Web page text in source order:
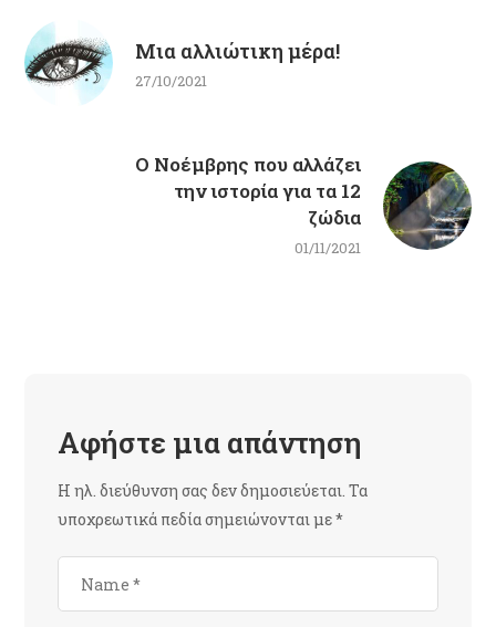
Μια αλλιώτικη μέρα!
27/10/2021
Ο Νοέμβρης που αλλάζει
την ιστορία για τα 12
ζώδια
01/11/2021
Αφήστε μια απάντηση
Η ηλ. διεύθυνση σας δεν δημοσιεύεται. Τα
υποχρεωτικά πεδία σημειώνονται με*